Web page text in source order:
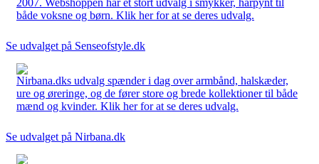
både voksne og børn. Klik her for at se deres udvalg.
Se udvalget på Senseofstyle.dk
Nirbana.dks udvalg spænder i dag over armbånd, halskæder,
ure og øreringe, og de fører store og brede kollektioner til både
mænd og kvinder. Klik her for at se deres udvalg.
Se udvalget på Nirbana.dk